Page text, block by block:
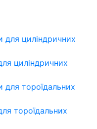
циліндричних
тороїдальних